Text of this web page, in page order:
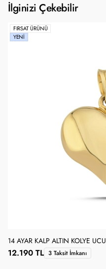
İlginizi Çekebilir
FIRSAT ÜRÜNÜ
YENI
14 AYAR KALP ALTIN KOLYE UCU
12.190 TL 3 Taksit İmkanı